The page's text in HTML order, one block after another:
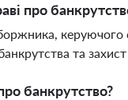
про
керуючого
та захист
банкрутство?